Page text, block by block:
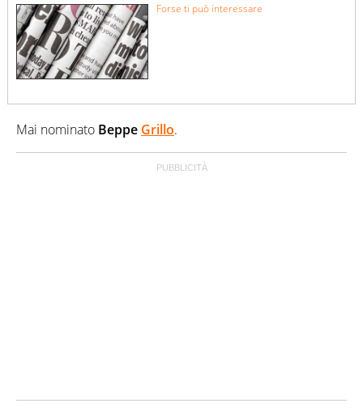
Forse ti può interessare
Mai nominato Beppe Grillo.